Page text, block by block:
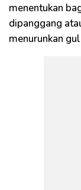
menentukan
dipanggang
menurunkan